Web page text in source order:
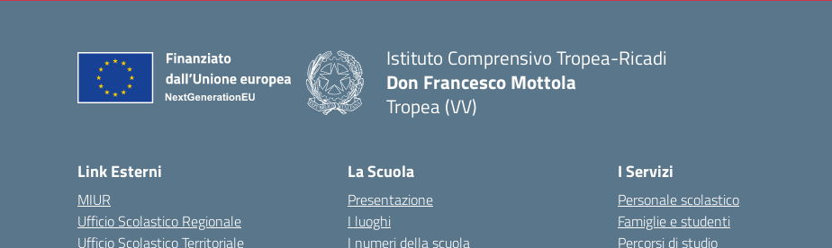
Istituto Comprensivo Tropea-Ricadi
Don Francesco Mottola
Tropea (VV)
Link Esterni
MIUR
Ufficio Scolastico Regionale
Ufficio Scolastico Territoriale
La Scuola
Presentazione
I luoghi
I numeri della scuola
I Servizi
Personale scolastico
Famiglie e studenti
Percorsi di studio